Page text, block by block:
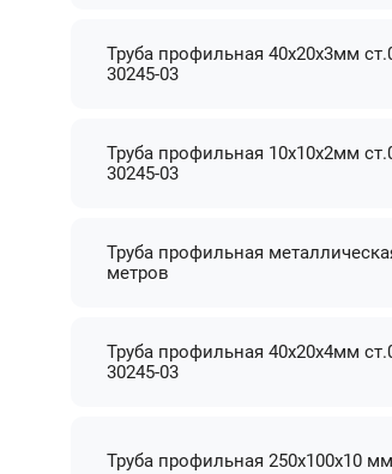
Труба профильная 40х20х3мм
30245-03
Труба профильная 10х10х2мм
30245-03
Труба профильная
метров
Труба профильная 40х20х4мм
30245-03
Труба профильная 250х100х10